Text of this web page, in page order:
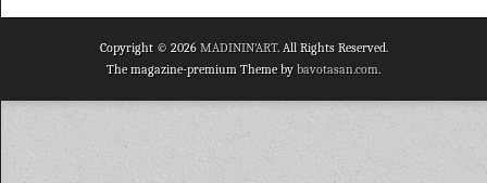
Copyright © 2026 MADININ'ART. All Rights Reserved.
The magazine-premium Theme by bavotasan.com.